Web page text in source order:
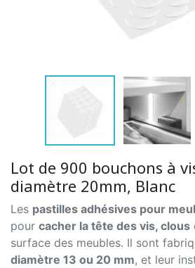
Lot de 900 bouchons à
diamètre 20mm, Blanc
Les pastilles adhésives pour
pour cacher la tête des vis, clous
surface des meubles. Il sont
diamètre 13 ou 20 mm, et leur